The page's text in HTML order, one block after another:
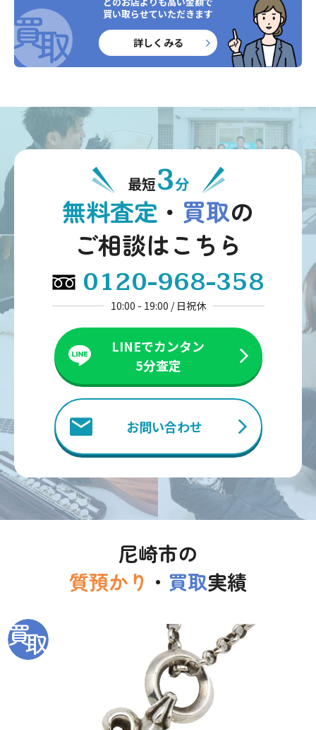
買い取らせていただきます
詳しくみる
最短3分
無料査定 ・ 買取の
ご相談はこちら
0120-968-358
10:00 - 19:00 / 日祝休
LINEでカンタン
5分査定
お問い合わせ
尼崎市の
質預かり ・ 買取実績